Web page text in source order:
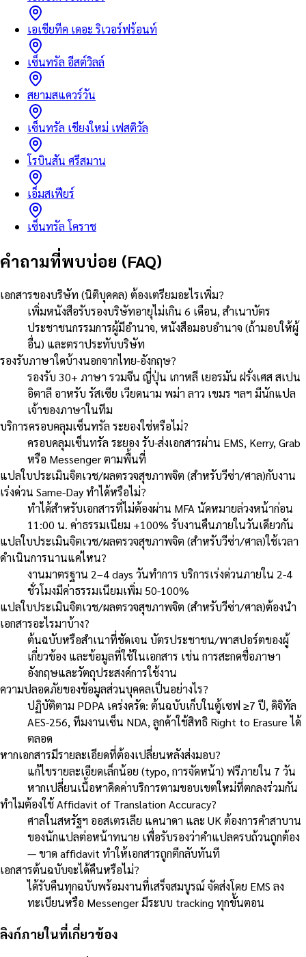
เอเชียทีค เดอะ ริเวอร์ฟร้อนท์
เซ็นทรัล อีสต์วิลล์
สยามสแควร์วัน
เซ็นทรัล เชียงใหม่ เฟสติวัล
โรบินสัน ศรีสมาน
เอ็มสเฟียร์
เซ็นทรัล โคราช
คำถามที่พบบ่อย (FAQ)
เอกสารของบริษัท (นิติบุคคล) ต้องเตรียมอะไรเพิ่ม?
เพิ่มหนังสือรับรองบริษัทอายุไม่เกิน 6 เดือน, สำเนาบัตร
ประชาชนกรรมการผู้มีอำนาจ, หนังสือมอบอำนาจ (ถ้ามอบให้ผู้
อื่น) และตราประทับบริษัท
รองรับภาษาใดบ้างนอกจากไทย-อังกฤษ?
รองรับ 30+ ภาษา รวมจีน ญี่ปุ่น เกาหลี เยอรมัน ฝรั่งเศส สเปน
อิตาลี อาหรับ รัสเซีย เวียดนาม พม่า ลาว เขมร ฯลฯ มีนักแปล
เจ้าของภาษาในทีม
บริการครอบคลุมเซ็นทรัล ระยองใช่หรือไม่?
ครอบคลุมเซ็นทรัล ระยอง รับ-ส่งเอกสารผ่าน EMS, Kerry, Grab
หรือ Messenger ตามพื้นที่
แปลใบประเมินจิตเวช/ผลตรวจสุขภาพจิต (สำหรับวีซ่า/ศาล)กับงาน
เร่งด่วน Same-Day ทำได้หรือไม่?
ทำได้สำหรับเอกสารที่ไม่ต้องผ่าน MFA นัดหมายล่วงหน้าก่อน
11:00 น. ค่าธรรมเนียม +100% รับงานคืนภายในวันเดียวกัน
แปลใบประเมินจิตเวช/ผลตรวจสุขภาพจิต (สำหรับวีซ่า/ศาล)ใช้เวลา
ดำเนินการนานแค่ไหน?
งานมาตรฐาน 2–4 days วันทำการ บริการเร่งด่วนภายใน 2-4
ชั่วโมงมีค่าธรรมเนียมเพิ่ม 50-100%
แปลใบประเมินจิตเวช/ผลตรวจสุขภาพจิต (สำหรับวีซ่า/ศาล)ต้องนำ
เอกสารอะไรมาบ้าง?
ต้นฉบับหรือสำเนาที่ชัดเจน บัตรประชาชน/พาสปอร์ตของผู้
เกี่ยวข้อง และข้อมูลที่ใช้ในเอกสาร เช่น การสะกดชื่อภาษา
อังกฤษและวัตถุประสงค์การใช้งาน
ความปลอดภัยของข้อมูลส่วนบุคคลเป็นอย่างไร?
ปฏิบัติตาม PDPA เคร่งครัด: ต้นฉบับเก็บในตู้เซฟ ≥7 ปี, ดิจิทัล
AES-256, ทีมงานเซ็น NDA, ลูกค้าใช้สิทธิ Right to Erasure ได้
ตลอด
หากเอกสารมีรายละเอียดที่ต้องเปลี่ยนหลังส่งมอบ?
แก้ไขรายละเอียดเล็กน้อย (typo, การจัดหน้า) ฟรีภายใน 7 วัน
หากเปลี่ยนเนื้อหาคิดค่าบริการตามขอบเขตใหม่ที่ตกลงร่วมกัน
ทำไมต้องใช้ Affidavit of Translation Accuracy?
ศาลในสหรัฐฯ ออสเตรเลีย แคนาดา และ UK ต้องการคำสาบาน
ของนักแปลต่อหน้าทนาย เพื่อรับรองว่าคำแปลครบถ้วนถูกต้อง
— ขาด affidavit ทำให้เอกสารถูกตีกลับทันที
เอกสารต้นฉบับจะได้คืนหรือไม่?
ได้รับคืนทุกฉบับพร้อมงานที่เสร็จสมบูรณ์ จัดส่งโดย EMS ลง
ทะเบียนหรือ Messenger มีระบบ tracking ทุกขั้นตอน
ลิงก์ภายในที่เกี่ยวข้อง